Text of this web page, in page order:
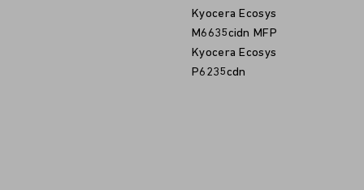
Kyocera Ecosys
M6635cidn MFP
Kyocera Ecosys
P6235cdn